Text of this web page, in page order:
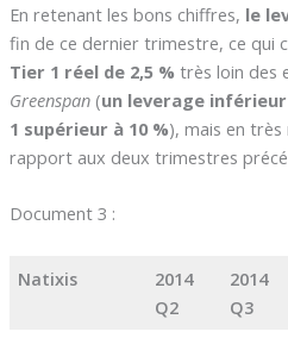
En retenant les bons chiffres, le
fin de ce dernier trimestre, ce qui
Tier 1 réel de 2,5 % très loin des
Greenspan (un leverage
1 supérieur à 10 %), mais en
rapport aux deux trimestres
Document 3 :
Natixis
2014
Q2
2014
Q3